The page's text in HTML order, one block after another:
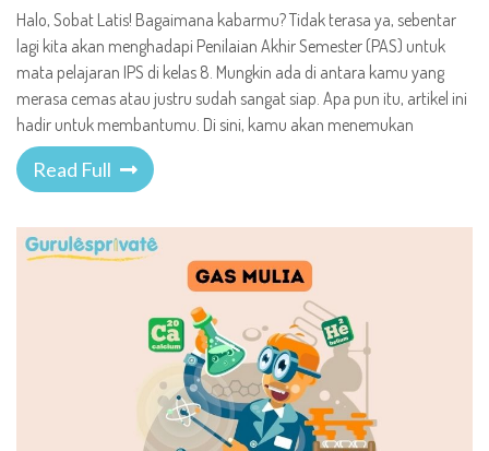
Halo, Sobat Latis! Bagaimana kabarmu? Tidak terasa ya, sebentar
lagi kita akan menghadapi Penilaian Akhir Semester (PAS) untuk
mata pelajaran IPS di kelas 8. Mungkin ada di antara kamu yang
merasa cemas atau justru sudah sangat siap. Apa pun itu, artikel ini
hadir untuk membantumu. Di sini, kamu akan menemukan
Read Full